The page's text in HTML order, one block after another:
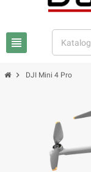
view_headline
chevron_right DJI Mini 4 Pro